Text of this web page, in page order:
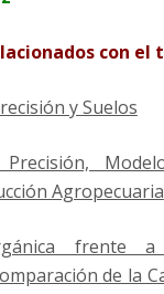
con el
y Suelos
Agropecuaria
frente
de la